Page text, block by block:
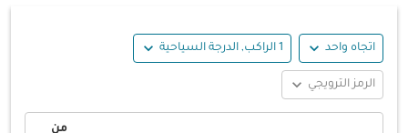
اتجاه واحد expand_more 1 الراكب, الدرجة السياحية expand_more
الرمز الترويجي expand_more
من